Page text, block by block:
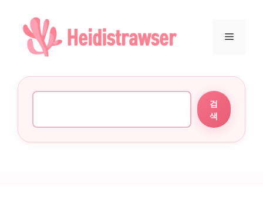
건너뛰기
메뉴
검
색